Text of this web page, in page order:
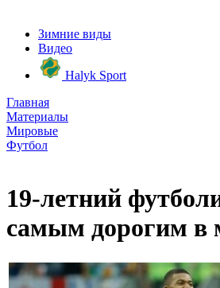
Зимние виды
Видео
Halyk Sport
Главная
Материалы
Мировые
Футбол
19-летний
самым дорогим в